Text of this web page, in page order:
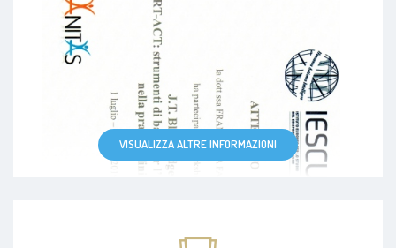
VISUALIZZA ALTRE INFORMAZIONI